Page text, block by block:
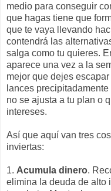
medio para conseguir
que hagas tiene que
que te vaya llevando
contendrá las
salga como tu quieres.
aparece una vez a la
mejor que dejes
lances
no se ajusta a tu plan o
intereses.
Así que aquí van tres
inviertas:
1. Acumula dinero.
elimina la deuda de alto